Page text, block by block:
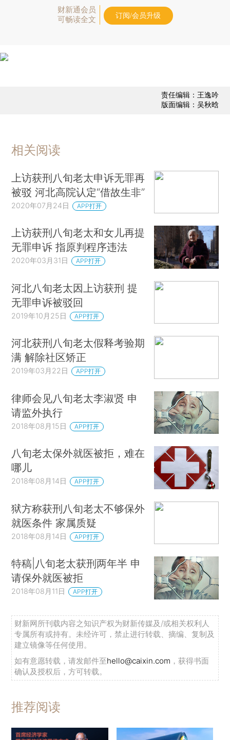
财新通会员
可畅读全文
订阅/会员升级
责任编辑：王逸吟
版面编辑：吴秋晗
相关阅读
上访获刑八旬老太申诉无罪再
被驳 河北高院认定“借故生非”
2020年07月24日 APP打开
上访获刑八旬老太和女儿再提
无罪申诉 指原判程序违法
2020年03月31日 APP打开
河北八旬老太因上访获刑 提
无罪申诉被驳回
2019年10月25日 APP打开
河北获刑八旬老太假释考验期
满 解除社区矫正
2019年03月22日 APP打开
律师会见八旬老太李淑贤 申
请监外执行
2018年08月15日 APP打开
八旬老太保外就医被拒，难在
哪儿
2018年08月14日 APP打开
狱方称获刑八旬老太不够保外
就医条件 家属质疑
2018年08月14日 APP打开
特稿|八旬老太获刑两年半 申
请保外就医被拒
2018年08月11日 APP打开
财新网所刊载内容之知识产权为财新传媒及/或相关权利人
专属所有或持有。未经许可，禁止进行转载、摘编、复制及
建立镜像等任何使用。
如有意愿转载，请发邮件至hello@caixin.com ，获得书面
确认及授权后，方可转载。
推荐阅读